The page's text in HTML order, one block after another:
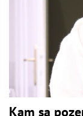
Kam sa